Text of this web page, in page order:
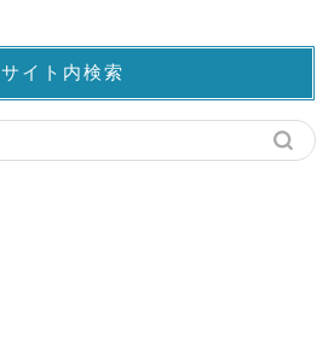
サイト内検索